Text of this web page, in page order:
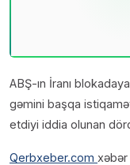
ABŞ-ın İranı
gəmini başqa
etdiyi iddia olunan
Qerbxeber.com